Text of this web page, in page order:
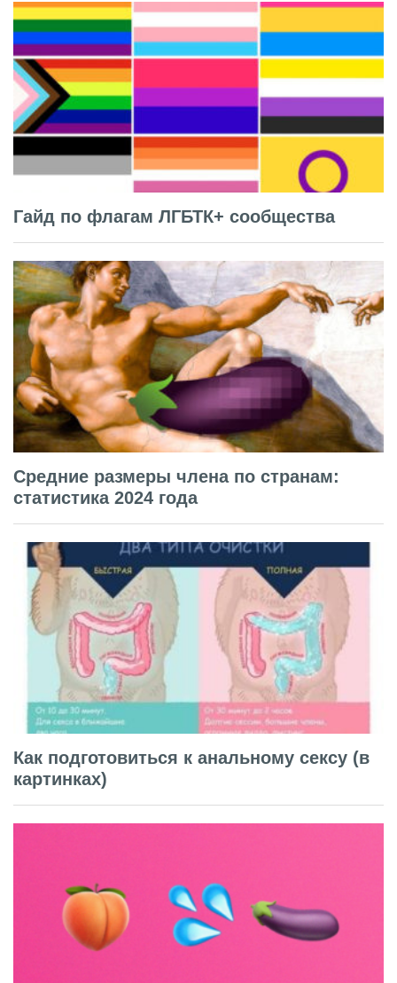
Гайд по флагам ЛГБТК+ сообщества
Средние размеры члена по странам:
статистика 2024 года
Как подготовиться к анальному сексу (в
картинках)